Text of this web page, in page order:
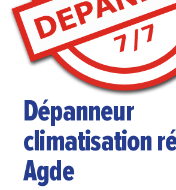
Dépanneur
climatisation
Agde